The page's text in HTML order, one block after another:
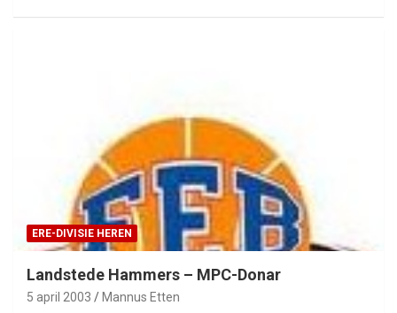
ERE-DIVISIE HEREN
Landstede Hammers – MPC-Donar
5 april 2003 Mannus Etten